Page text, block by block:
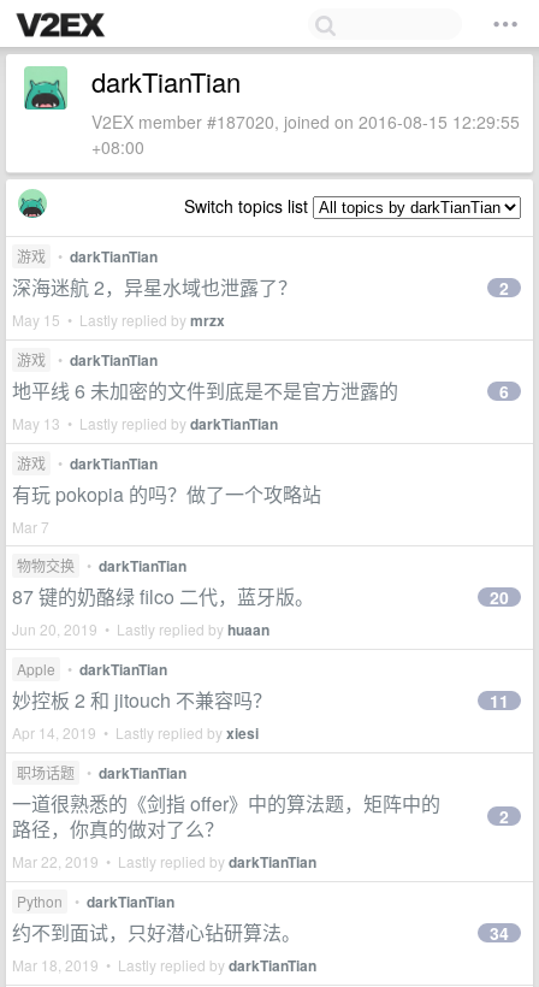
darkTianTian
V2EX member #187020, joined on 2016-08-15 12:29:55
+08:00
Switch topics list
游戏 • darkTianTian
深海迷航 2，异星水域也泄露了？
May 15 • Lastly replied bymrzx
2
游戏 • darkTianTian
地平线 6 未加密的文件到底是不是官方泄露的
May 13 • Lastly replied bydarkTianTian
6
游戏 • darkTianTian
有玩 pokopia 的吗？做了一个攻略站
Mar 7
物物交换
• darkTianTian
87 键的奶酪绿 filco 二代，蓝牙版。
Jun 20, 2019 • Lastly replied byhuaan
20
Apple • darkTianTian
妙控板 2 和 jitouch 不兼容吗？
Apr 14, 2019 • Lastly replied byxiesi
11
职场话题 • darkTianTian
一道很熟悉的《剑指 offer》中的算法题，矩阵中的
路径，你真的做对了么？
Mar 22, 2019 • Lastly replied bydarkTianTian
2
Python • darkTianTian
约不到面试，只好潜心钻研算法。
Mar 18, 2019 • Lastly replied bydarkTianTian
34